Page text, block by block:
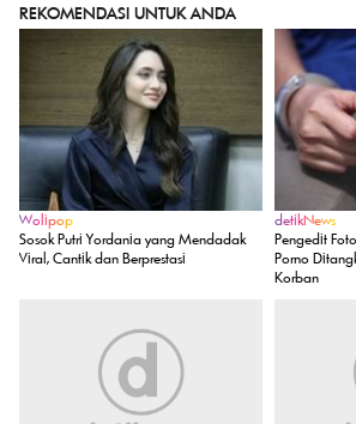
REKOMENDASI UNTUK ANDA
Wolipop
Sosok Putri Yordania yang Mendadak
Viral, Cantik dan Berprestasi
detikNews
Pengedit
Porno
Korban